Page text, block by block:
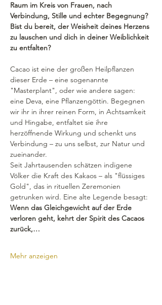
Raum im Kreis von Frauen, nach
Verbindung, Stille und echter Begegnung?
Bist du bereit, der Weisheit deines Herzens
zu lauschen und dich in deiner Weiblichkeit
zu entfalten?
Cacao ist eine der großen Heilpflanzen
dieser Erde – eine sogenannte
"Masterplant", oder wie andere sagen:
eine Deva, eine Pflanzengöttin. Begegnen
wir ihr in ihrer reinen Form, in Achtsamkeit
und Hingabe, entfaltet sie ihre
herzöffnende Wirkung und schenkt uns
Verbindung – zu uns selbst, zur Natur und
zueinander.
Seit Jahrtausenden schätzen indigene
Völker die Kraft des Kakaos – als "flüssiges
Gold", das in rituellen Zeremonien
getrunken wird. Eine alte Legende besagt:
Wenn das Gleichgewicht auf der Erde
verloren geht, kehrt der Spirit des Cacaos
zurück,…
Mehr anzeigen